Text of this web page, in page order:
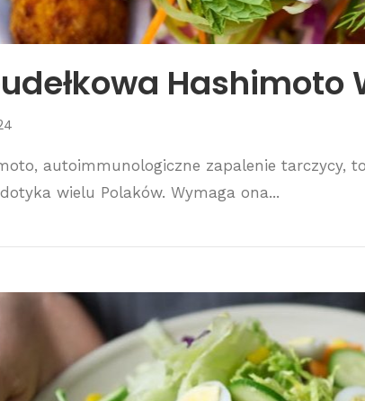
Hashimoto
autoimmunologiczne zapalenie tarczycy,
wielu Polaków. Wymaga ona...